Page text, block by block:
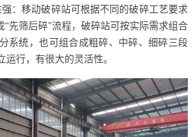
：移动破碎站可根据不同的破碎工艺要求
“先筛后碎”流程，破碎站可按实际需求组合
系统，也可组合成粗碎、中碎、细碎三段
行，有很大的灵活性。